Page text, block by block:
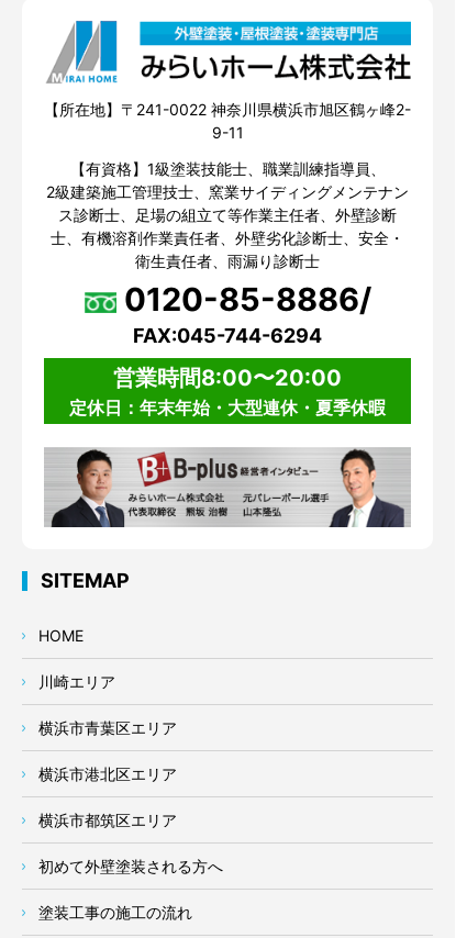
【所在地】〒241-0022 神奈川県横浜市旭区鶴ヶ峰2-
9-11
【有資格】1級塗装技能士、職業訓練指導員、
2級建築施工管理技士、窯業サイディングメンテナン
ス診断士、足場の組立て等作業主任者、外壁診断
士、有機溶剤作業責任者、外壁劣化診断士、安全・
衛生責任者、雨漏り診断士
0120-85-8886/
FAX:045-744-6294
営業時間8:00〜20:00
定休日：年末年始・大型連休・夏季休暇
SITEMAP
HOME
川崎エリア
横浜市青葉区エリア
横浜市港北区エリア
横浜市都筑区エリア
初めて外壁塗装される方へ
塗装工事の施工の流れ